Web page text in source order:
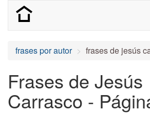
frases por autor frases de jesús
Frases de Jesús
Carrasco -